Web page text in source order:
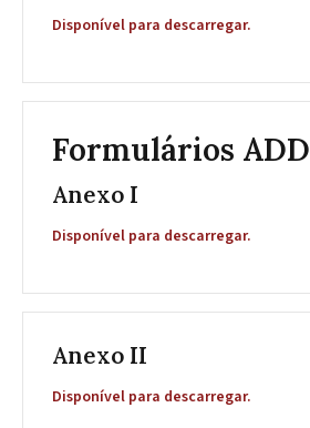
Disponível para descarregar.
Formulários ADD
Anexo I
Disponível para descarregar.
Anexo II
Disponível para descarregar.